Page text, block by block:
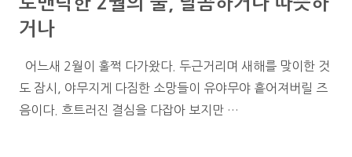
거나
어느새 2월이 훌쩍 다가왔다. 두근거리며 새해를 맞이한 것
도 잠시, 야무지게 다짐한 소망들이 유야무야 흩어져버릴 즈
음이다. 흐트러진 결심을 다잡아 보지만 …